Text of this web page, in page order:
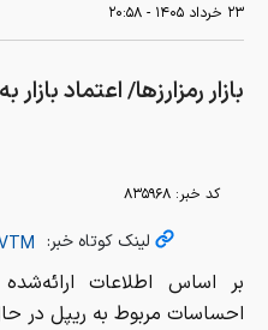
۲۳ خرداد ۱۴۰۵ - ۲۰:۵۸
بازار رمزارزها/ اعتماد
کد خبر: ۸۳۵۹۶۸
لینک کوتاه خبر:
بر اساس اطلاعات ارائه‌شده
احساسات مربوط به ریپل در